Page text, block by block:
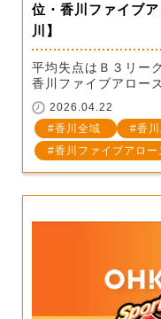
位・香川ファイブ
川】
平均失点はＢ３リー
香川ファイブアロー
2026.04.22
香川全域
香川
香川ファイブアロー